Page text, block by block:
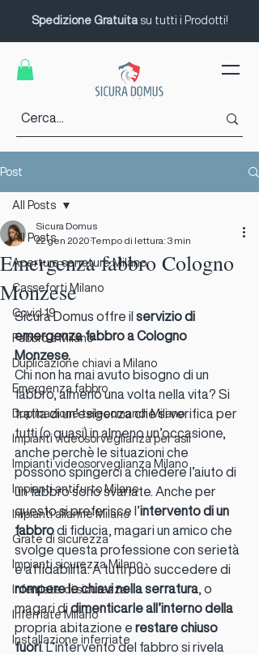
Spedizione Gratuitasu tutti i Prodotti!
Post
All Posts
Apertura serrature Milano
Casseforti Milano
Covid 19
Fabbro a Milano
Duplicazione chiavi a Milano
Emergenza fabbro
Duplicazione telecomandi Milano
Impianti videosorveglianza per asil
Impianti videosorveglianza Milano
Impianti antifurto Milano
Impianti allarme Milano
Grate di sicurezza
Impianti sicurezza Milano
Inferriate di sicurezza
Inferriate Milano
Installazione inferriate
All Posts
Emergenza fabbro Cologno
Monzese
Sicura Domus
22 gen 2020Tempo di lettura: 3 min
Sicura Domus offre il servizio di
emergenza fabbro a Cologno
Monzese.
Chi non ha mai avuto bisogno di un
fabbro, almeno una volta nella vita? Si
tratta di un’esigenza che si verifica per
tutti (o quasi) in almeno un’occasione,
anche perchè le situazioni che
possono spingerci a chiedere l’aiuto di
un fabbro sono svariate. Anche per
questo si preferisce l’intervento di un
fabbro di fiducia, magari un amico che
svolge questa professione con serietà
e affidabilità. A tutti può succedere di
rompere le chiavi nella serratura, o
magari di dimenticarle all’interno della
propria abitazione e restare chiuso
fuori. L’intervento del fabbro si rivela